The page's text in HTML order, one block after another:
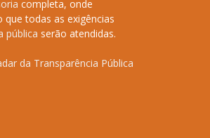
completa, onde
todas as exigências
pública serão atendidas.
da Transparência Pública